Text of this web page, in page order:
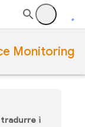
Monitoring
tradurre i